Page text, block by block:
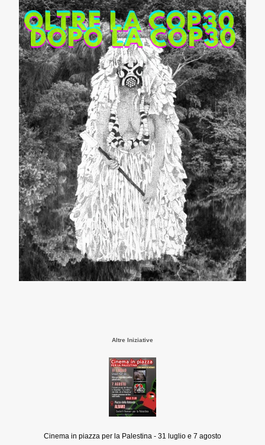
Altre Iniziative
Cinema in piazza per la Palestina - 31 luglio e 7 agosto